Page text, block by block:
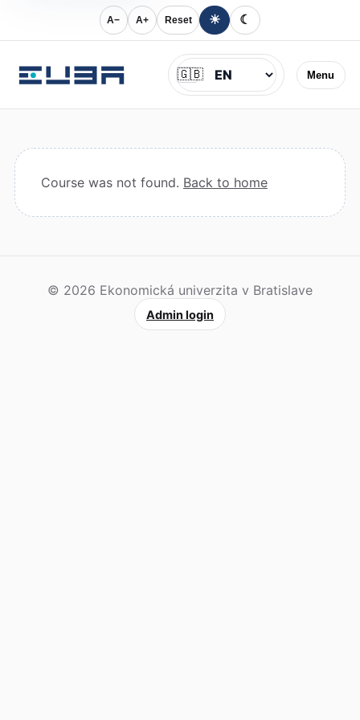
A− A+ Reset ☀ ☾
Menu
Jazyk
🇬🇧
Course was not found. Back to home
© 2026 Ekonomická univerzita v Bratislave
Admin login